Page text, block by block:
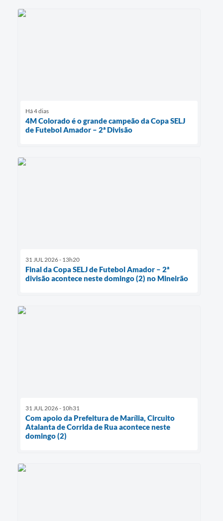
Há 4 dias
4M Colorado é o grande campeão da Copa SELJ
de Futebol Amador – 2ª Divisão
31 JUL 2026 - 13h20
Final da Copa SELJ de Futebol Amador – 2ª
divisão acontece neste domingo (2) no Mineirão
31 JUL 2026 - 10h31
Com apoio da Prefeitura de Marília, Circuito
Atalanta de Corrida de Rua acontece neste
domingo (2)